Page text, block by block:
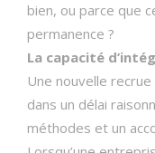
bien, ou parce que
permanence ?
La capacité
Une nouvelle
dans un délai
méthodes et un